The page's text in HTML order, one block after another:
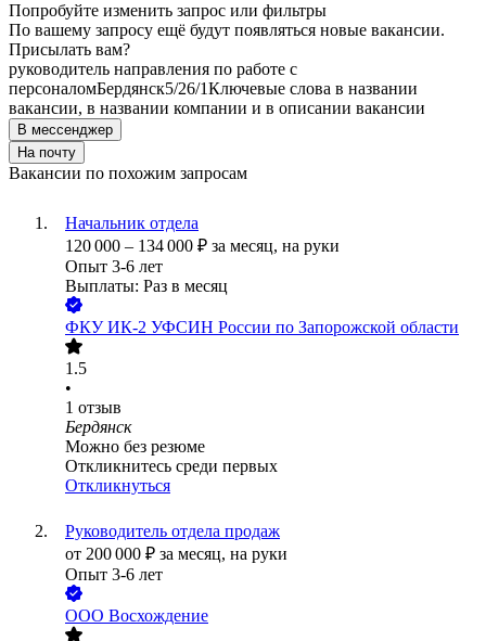
Попробуйте изменить запрос или фильтры
По вашему запросу ещё будут появляться новые вакансии.
Присылать вам?
руководитель направления по работе с
персоналомБердянск5/26/1Ключевые слова в названии
вакансии, в названии компании и в описании вакансии
В мессенджер
На почту
Вакансии по похожим запросам
Начальник отдела
120 000 – 134 000 ₽ за месяц, на руки
Опыт 3-6 лет
Выплаты: Раз в месяц
ФКУ ИК-2 УФСИН России по Запорожской области
1.5
•
1 отзыв
Бердянск
Можно без резюме
Откликнитесь среди первых
Откликнуться
Руководитель отдела продаж
от 200 000 ₽ за месяц, на руки
Опыт 3-6 лет
ООО Восхождение